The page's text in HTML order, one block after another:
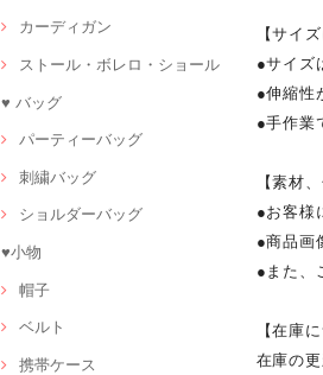
カーディガン
ストール・ボレロ・ショール
♥ バッグ
パーティーバッグ
刺繍バッグ
ショルダーバッグ
♥小物
帽子
ベルト
携帯ケース
【サイ
●サイズ
●伸縮性
●手作業
【素材
●お客様
●商品画
●また、
【在庫
在庫の